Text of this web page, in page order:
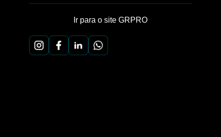
Ir para o site GRPRO